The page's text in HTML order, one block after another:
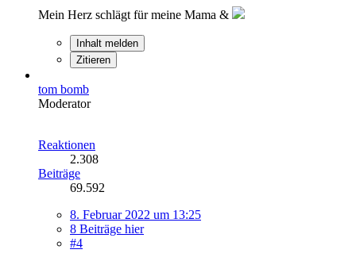
Mein Herz schlägt für meine Mama &
Inhalt melden
Zitieren
tom bomb
Moderator
Reaktionen
2.308
Beiträge
69.592
8. Februar 2022 um 13:25
8 Beiträge hier
#4